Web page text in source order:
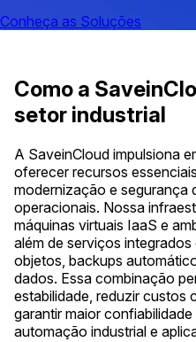
Conheça as Soluções
Como a
setor industrial
A SaveinCloud impulsiona
oferecer recursos
modernização e segurança
operacionais. Nossa
máquinas virtuais IaaS e
além de serviços
objetos, backups
dados. Essa combinação
estabilidade, reduzir custos
garantir maior
automação industrial e